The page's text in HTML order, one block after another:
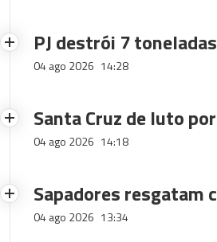
PJ destrói 7
04 ago 2026 14:28
Santa Cruz de luto
04 ago 2026 14:18
Sapadores resgatam
04 ago 2026 13:34